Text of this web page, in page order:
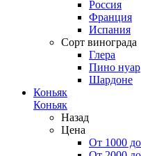
Россия
Франция
Испания
Сорт винограда
Глера
Пино нуар
Шардоне
Коньяк
Коньяк
Назад
Цена
От 1000